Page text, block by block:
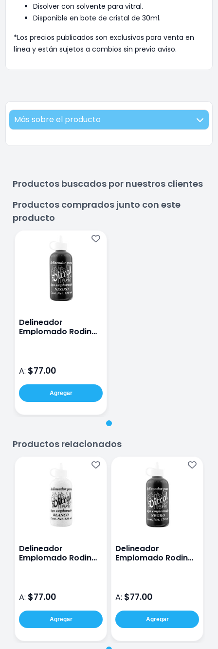
Disolver con solvente para vitral.
Disponible en bote de cristal de 30ml.
*Los precios publicados son exclusivos para venta en
línea y están sujetos a cambios sin previo aviso.
Más sobre el producto
Productos buscados por nuestros clientes
Productos comprados junto con este
producto
Delineador
Emplomado Rodin
A: $77.00
Agregar
Productos relacionados
Delineador
Emplomado Rodin
A: $77.00
Agregar
Delineador
Emplomado Rodin
A: $77.00
Agregar